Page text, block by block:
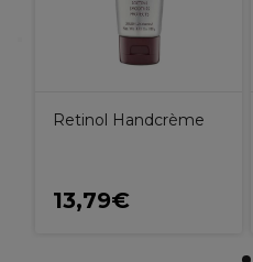
Retinol Handcrème
13,79€